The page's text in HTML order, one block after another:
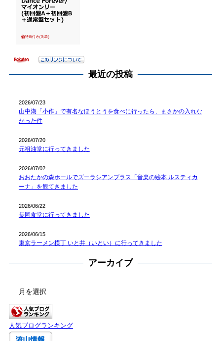
最近の投稿
山中湖「小作」で有名なほうとうを食べに行ったら、まさかの入れな
かった件
2026/07/23
元祖油堂に行ってきました
2026/07/20
おおたかの森ホールでズーラシアンブラス「音楽の絵本 ルスティカ
ーナ」を観てきました
2026/07/02
長岡食堂に行ってきました
2026/06/22
東京ラーメン横丁 いと井（いとい）に行ってきました
2026/06/15
アーカイブ
カ
イ
ブ
人気ブログランキング